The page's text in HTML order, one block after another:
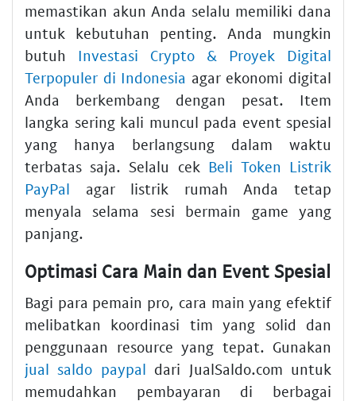
memastikan akun Anda selalu memiliki dana
untuk kebutuhan penting. Anda mungkin
butuh Investasi Crypto & Proyek Digital
Terpopuler di Indonesia agar ekonomi digital
Anda berkembang dengan pesat. Item
langka sering kali muncul pada event spesial
yang hanya berlangsung dalam waktu
terbatas saja. Selalu cek Beli Token Listrik
PayPal agar listrik rumah Anda tetap
menyala selama sesi bermain game yang
panjang.
Optimasi Cara Main dan Event Spesial
Bagi para pemain pro, cara main yang efektif
melibatkan koordinasi tim yang solid dan
penggunaan resource yang tepat. Gunakan
jual saldo paypal dari JualSaldo.com untuk
memudahkan pembayaran di berbagai